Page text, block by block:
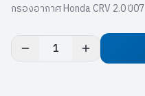
กรองอากาศ Honda CRV 2.0 ปี07
1